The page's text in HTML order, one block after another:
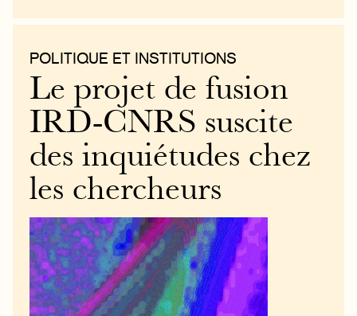
POLITIQUE ET INSTITUTIONS
Le projet de fusion
IRD-CNRS suscite
des inquiétudes chez
les chercheurs